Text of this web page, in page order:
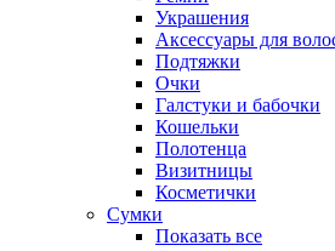
Украшения
Аксессуары для
Подтяжки
Очки
Галстуки и бабочки
Кошельки
Полотенца
Визитницы
Косметички
Сумки
Показать все